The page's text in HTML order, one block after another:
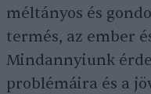
méltányos és
termés, az ember
Mindannyiunk
problémáira és a